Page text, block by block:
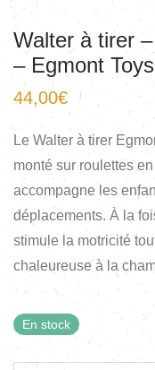
Walter à tirer
– Egmont Toys
44,00€
Le Walter à tirer
monté sur roulettes
accompagne les
déplacements. À la
stimule la motricité
chaleureuse à la
En stock